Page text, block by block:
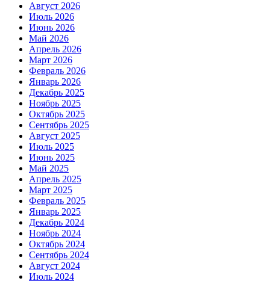
Август 2026
Июль 2026
Июнь 2026
Май 2026
Апрель 2026
Март 2026
Февраль 2026
Январь 2026
Декабрь 2025
Ноябрь 2025
Октябрь 2025
Сентябрь 2025
Август 2025
Июль 2025
Июнь 2025
Май 2025
Апрель 2025
Март 2025
Февраль 2025
Январь 2025
Декабрь 2024
Ноябрь 2024
Октябрь 2024
Сентябрь 2024
Август 2024
Июль 2024